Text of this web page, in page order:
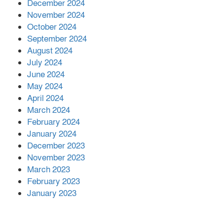
সহায়তা দিলেন সাচিং প্রু জেরী
December 2024
November 2024
October 2024
September 2024
August 2024
July 2024
June 2024
May 2024
April 2024
March 2024
February 2024
January 2024
December 2023
November 2023
March 2023
February 2023
January 2023